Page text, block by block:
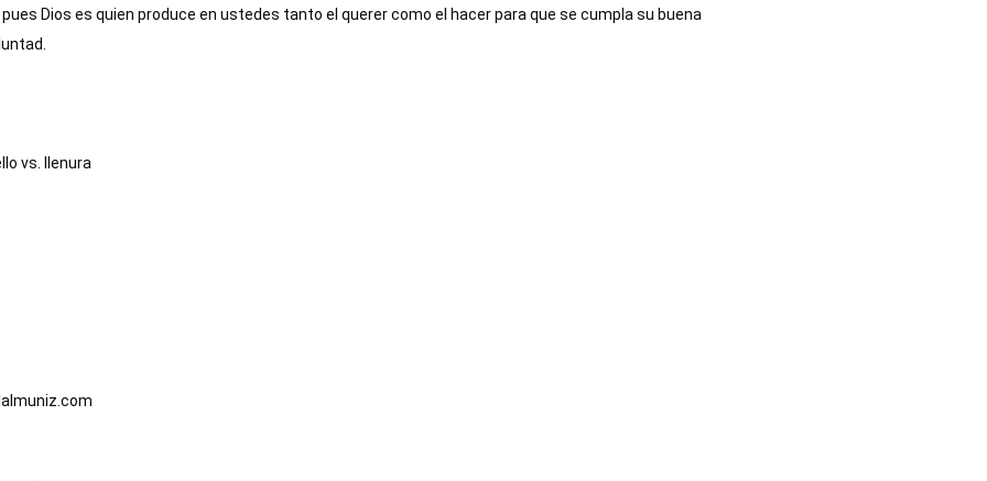
pues Dios es quien produce en ustedes tanto el querer como el hacer para que se cumpla su buena